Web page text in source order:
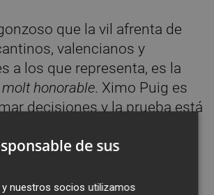
que la vil afrenta de
valencianos y
a los que representa, es la
molt honorable. Ximo Puig es
decisiones y la prueba está
en su puesto a la
sanidadAna Barceló
un juzgado de lo social de
en riesgo la salud de los
de sus
nuestros socios utilizamos